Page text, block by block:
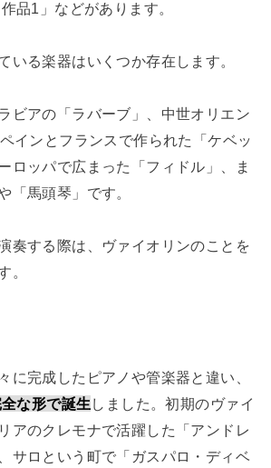
品1」などがあります。
いる楽器はいくつか存在します。
ビアの「ラバーブ」、中世オリエン
インとフランスで作られた「ケベッ
ロッパで広まった「フィドル」、ま
「馬頭琴」です。
奏する際は、ヴァイオリンのことを
。
に完成したピアノや管楽器と違い、
な形で誕生 しました。初期のヴァイ
アのクレモナで活躍した「アンドレ
サロという町で「ガスパロ・ディベ